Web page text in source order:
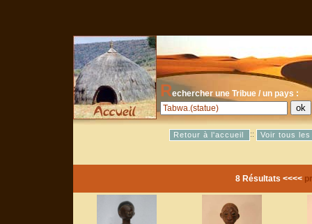
Rechercher une Tribue / un pays :
Retour à l'accueil :: Voir tous
8 Résultats <<<<